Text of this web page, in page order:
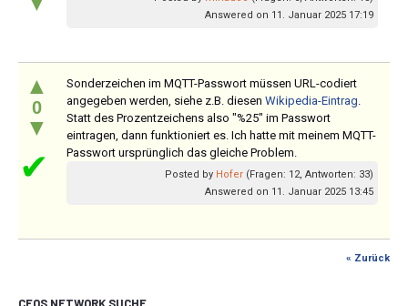
Answered on 11. Januar 2025 17:19
▲
0
▼
✔
Sonderzeichen im MQTT-Passwort müssen URL-codiert
angegeben werden, siehe z.B. diesen Wikipedia-Eintrag
Statt des Prozentzeichens also "%25" im Passwort
eintragen, dann funktioniert es. Ich hatte mit meinem MQTT-
Passwort ursprünglich das gleiche Problem.
Posted by Hofer (Fragen: 12, Antworten: 33)
Answered on 11. Januar 2025 13:45
« Zurück
CFOS NETWORK SUCHE